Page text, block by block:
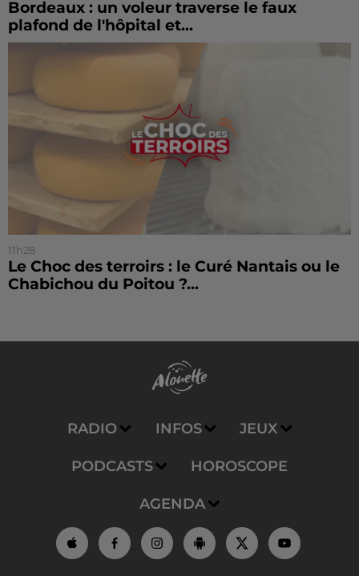
Bordeaux : un voleur traverse le faux
plafond de l'hôpital et...
11h28
Le Choc des terroirs : le Curé Nantais ou le
Chabichou du Poitou ?...
RADIO INFOS JEUX
PODCASTS HOROSCOPE
AGENDA